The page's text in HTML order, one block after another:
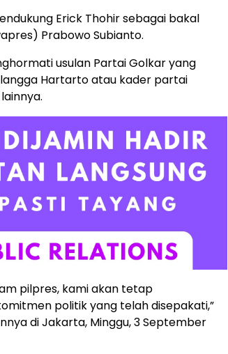
Erick Thohir sebagai bakal
Prabowo Subianto.
usulan Partai Golkar yang
Hartarto atau kader partai
pilpres, kami akan tetap
politik yang telah disepakati,”
di Jakarta, Minggu, 3 September